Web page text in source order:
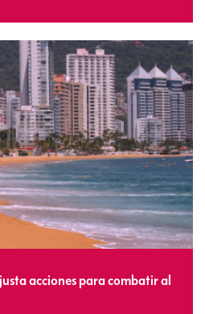
acciones para combatir al